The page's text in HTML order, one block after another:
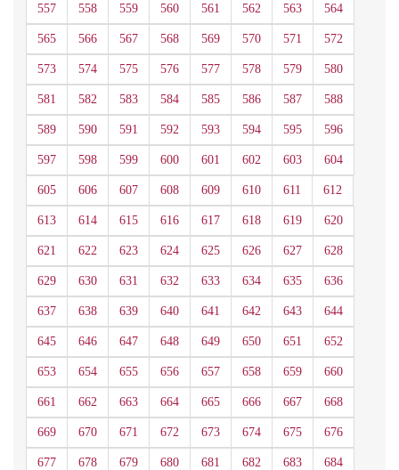
557 558 559 560 561 562 563 564
565 566 567 568 569 570 571 572
573 574 575 576 577 578 579 580
581 582 583 584 585 586 587 588
589 590 591 592 593 594 595 596
597 598 599 600 601 602 603 604
605 606 607 608 609 610 611 612
613 614 615 616 617 618 619 620
621 622 623 624 625 626 627 628
629 630 631 632 633 634 635 636
637 638 639 640 641 642 643 644
645 646 647 648 649 650 651 652
653 654 655 656 657 658 659 660
661 662 663 664 665 666 667 668
669 670 671 672 673 674 675 676
677 678 679 680 681 682 683 684